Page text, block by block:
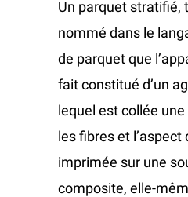
Un parquet stratifié,
nommé dans le
de parquet que
fait constitué d’un
lequel est collée
les fibres et l’aspect
imprimée sur une
composite, elle-